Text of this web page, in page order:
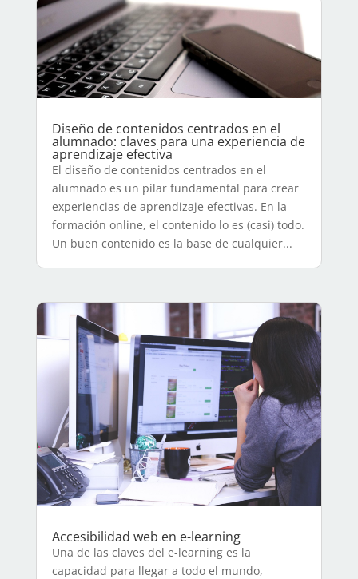
Diseño de contenidos centrados en el
alumnado: claves para una experiencia de
aprendizaje efectiva
El diseño de contenidos centrados en el
alumnado es un pilar fundamental para crear
experiencias de aprendizaje efectivas. En la
formación online, el contenido lo es (casi) todo.
Un buen contenido es la base de cualquier...
Accesibilidad web en e-learning
Una de las claves del e-learning es la
capacidad para llegar a todo el mundo,